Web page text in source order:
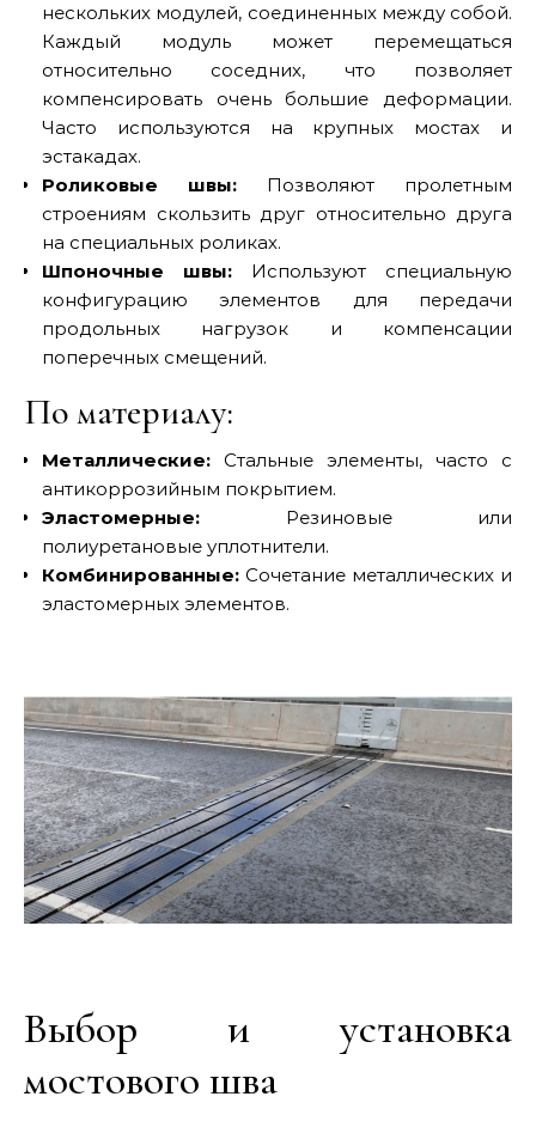
нескольких модулей, соединенных между собой.
Каждый модуль может перемещаться
относительно соседних, что позволяет
компенсировать очень большие деформации.
Часто используются на крупных мостах и
эстакадах.
Роликовые швы: Позволяют пролетным
строениям скользить друг относительно друга
на специальных роликах.
Шпоночные швы: Используют специальную
конфигурацию элементов для передачи
продольных нагрузок и компенсации
поперечных смещений.
По материалу:
Металлические: Стальные элементы, часто с
антикоррозийным покрытием.
Эластомерные: Резиновые или
полиуретановые уплотнители.
Комбинированные: Сочетание металлических и
эластомерных элементов.
Выбор и установка
мостового шва